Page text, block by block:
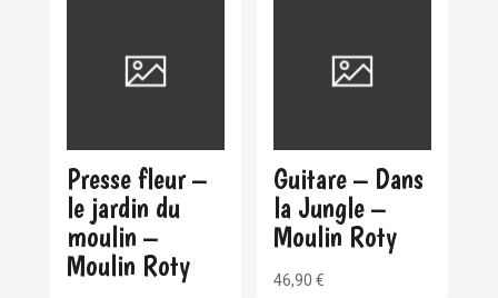
Presse fleur –
le jardin du
moulin –
Moulin Roty
Guitare – Dans
la Jungle –
Moulin Roty
46,90€